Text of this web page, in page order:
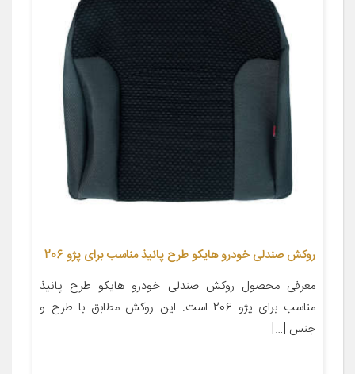
روکش صندلی خودرو هایکو طرح پانیذ مناسب برای پژو 206
معرفی محصول روکش صندلی خودرو هایکو طرح پانیذ
مناسب برای پژو 206 است. این روکش مطابق با طرح و
جنس […]